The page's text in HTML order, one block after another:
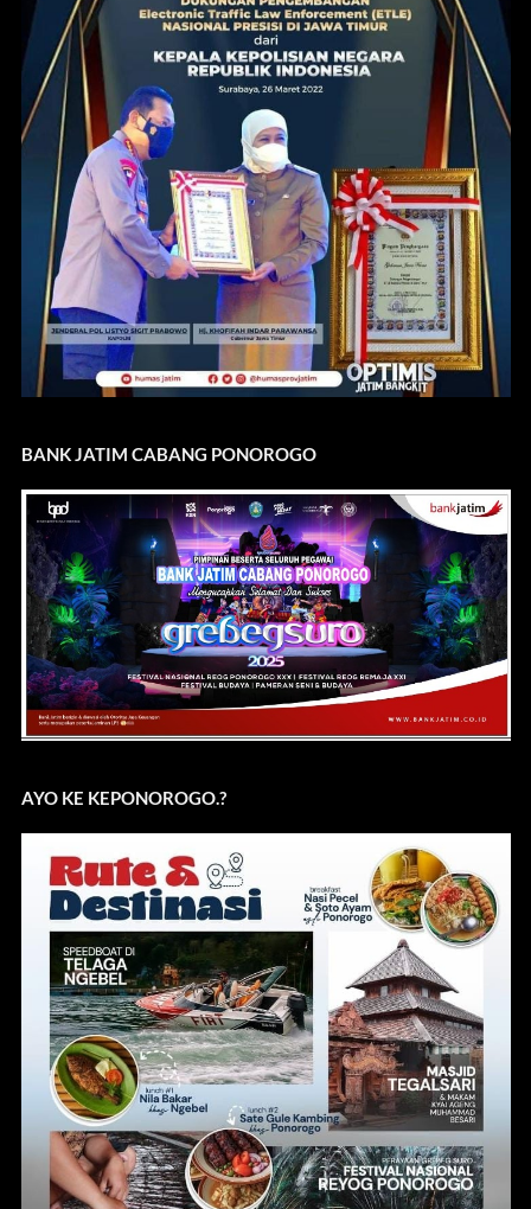
BANK JATIM CABANG PONOROGO
AYO KE KEPONOROGO.?